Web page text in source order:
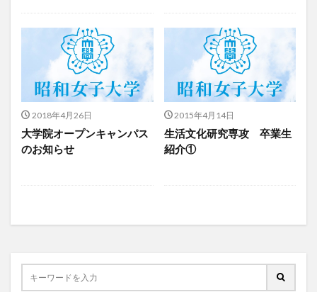
2018年4月26日
大学院オープンキャンパス
のお知らせ
2015年4月14日
生活文化研究専攻 卒業生
紹介①